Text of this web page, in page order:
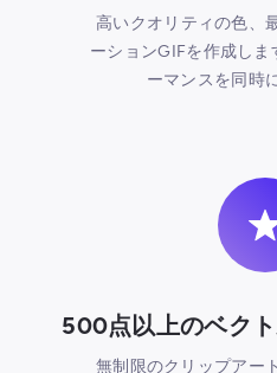
高いクオリティの色、
ーションGIFを作成しま
ーマンスを同時
500点以上のベク
無制限のクリップアー